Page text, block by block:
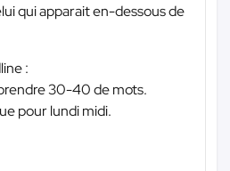
qui apparait en-dessous de
:
30-40 de mots.
pour lundi midi.